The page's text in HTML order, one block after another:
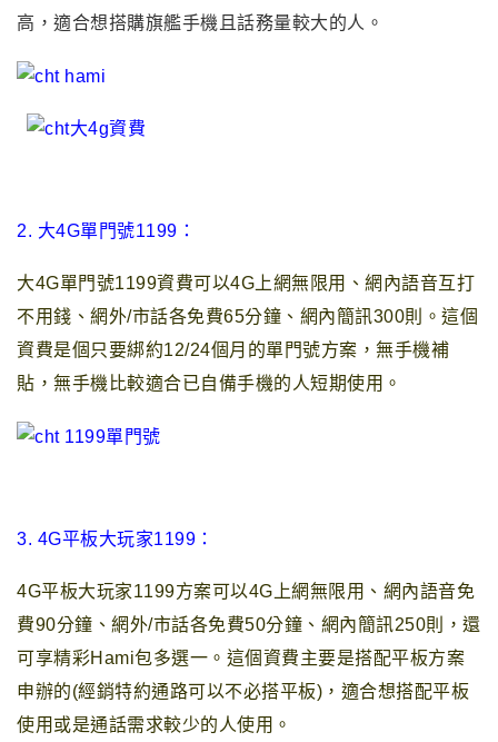
高 ， 適合想搭購旗艦手機且話務量較大的人。
2. 大4G單門號1199 ：
大4G單門號1199資費可以4G上網無限用 、網內語音互打
不用錢、網外/市話各免費65分鐘、網內簡訊300則
。 這個
資費是個只要綁約12/24個月的單門號方案 ， 無手機補
貼 ， 無手機比較適合已自備手機的人短期使用 。
3. 4G平板大玩家1199：
4G平板大玩家1199方案可以4G上網無限用 、網內語音免
費90分鐘、網外/市話各免費50分鐘、網內簡訊250則
， 還
可享精彩Hami包多選一 。這個資費主要是搭配平板方案
申辦的(經銷特約通路可以不必搭平板) ， 適合想搭配平板
使用或是通話需求較少的人使用。